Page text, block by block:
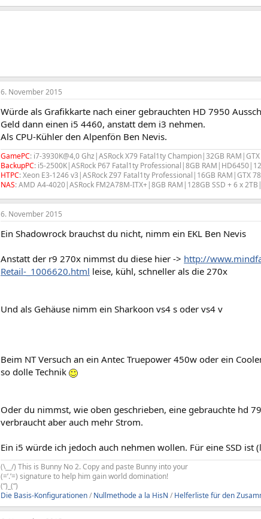
6. November 2015
Würde als Grafikkarte nach einer gebrauchten HD 7950
Geld dann einen i5 4460, anstatt dem i3 nehmen.
Als CPU-Kühler den Alpenfön Ben Nevis.
GamePC: i7-3930K@4,0 Ghz|ASRock X79 Fatal1ty Champion|32GB
BackupPC: i5-2500K|ASRock P67 Fatal1ty Professional|8GB
HTPC: Xeon E3-1246 v3|ASRock Z97 Fatal1ty Professional|16GB RAM|GTX
NAS: AMD A4-4020|ASRock FM2A78M-ITX+|8GB RAM|128GB SSD + 6 x 2TB|
6. November 2015
Ein Shadowrock brauchst du nicht, nimm ein EKL Ben Nevis
Anstatt der r9 270x nimmst du diese hier -> http://
Retail-_1006620.html leise, kühl, schneller als die 270x
Und als Gehäuse nimm ein Sharkoon vs4 s oder vs4 v
Beim NT Versuch an ein Antec Truepower 450w oder ein
so dolle Technik
Oder du nimmst, wie oben geschrieben, eine gebrauchte hd
verbraucht aber auch mehr Strom.
Ein i5 würde ich jedoch auch nehmen wollen. Für eine SSD ist
(\__/) This is Bunny No 2. Copy and paste Bunny into your
(=’.’=) signature to help him gain world domination!
(“)_(“)
Die Basis-Konfigurationen/ Nullmethode a la HisN / Helferliste für den